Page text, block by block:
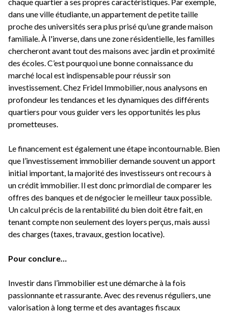
dans une ville étudiante, un appartement de petite taille
proche des universités sera plus prisé qu’une grande maison
familiale. À l'inverse, dans une zone résidentielle, les familles
chercheront avant tout des maisons avec jardin et proximité
des écoles. C’est pourquoi une bonne connaissance du
marché local est indispensable pour réussir son
investissement. Chez Fridel Immobilier, nous analysons en
profondeur les tendances et les dynamiques des différents
quartiers pour vous guider vers les opportunités les plus
prometteuses.
Le financement est également une étape incontournable. Bien
que l’investissement immobilier demande souvent un apport
initial important, la majorité des investisseurs ont recours à
un crédit immobilier. Il est donc primordial de comparer les
offres des banques et de négocier le meilleur taux possible.
Un calcul précis de la rentabilité du bien doit être fait, en
tenant compte non seulement des loyers perçus, mais aussi
des charges (taxes, travaux, gestion locative).
Pour conclure…
Investir dans l’immobilier est une démarche à la fois
passionnante et rassurante. Avec des revenus réguliers, une
valorisation à long terme et des avantages fiscaux